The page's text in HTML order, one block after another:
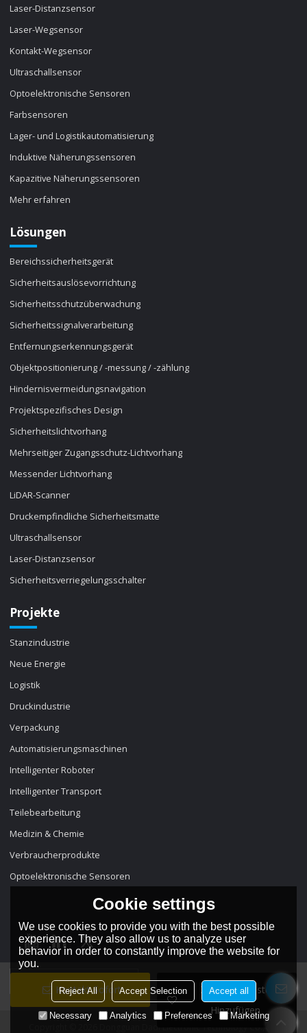
Kontakt Sofort
Zur Wunschliste
Hinzufügen
Laser-Distanzsensor
Laser-Wegsensor
Kontakt-Wegsensor
Ultraschallsensor
Optoelektronische Sensoren
Farbsensoren
Lager- und Logistikautomatisierung
Induktive Näherungssensoren
Kapazitive Näherungssensoren
Mehr erfahren
Lösungen
Bereichssicherheitsgerät
Sicherheitsauslösevorrichtung
Sicherheitsschutzüberwachung
Sicherheitssignalverarbeitung
Entfernungserkennungsgerät
Objektpositionierung / -messung / -zählung
Hindernisvermeidungsnavigation
Projektspezifisches Design
Sicherheitslichtvorhang
Mehrseitiger Zugangsschutz-Lichtvorhang
Messender Lichtvorhang
LiDAR-Scanner
Druckempfindliche Sicherheitsmatte
Ultraschallsensor
Laser-Distanzsensor
Sicherheitsverriegelungsschalter
Projekte
Stanzindustrie
Neue Energie
Logistik
Druckindustrie
Verpackung
Automatisierungsmaschinen
Intelligenter Roboter
Intelligenter Transport
Teilebearbeitung
Medizin & Chemie
Verbraucherprodukte
Optoelektronische Sensoren
Sprache: Deutsch
Dongguan Dadi Electronic Technology Co., Ltd
Cookie settings
We use cookies to provide you with the best possible
experience. They also allow us to analyze user
behavior in order to constantly improve the website for
you.
Reject All Accept Selection Accept all
Necessary Analytics Preferences Marketing